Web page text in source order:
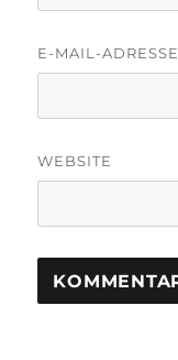
E-MAIL-ADRESSE
WEBSITE